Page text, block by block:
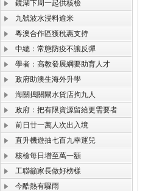
鏡湖下周一起供核檢
九號波水浸料逾米
粵澳合作區獲稅惠支持
中總：常態防疫不讓反彈
學者：高教發展綱要助育人才
政府助澳生海外升學
海關搗關閘水貨店拘九人
政府：把有限資源留給更需要者
前日廿一萬人次出入境
直升機遊抽七百九幸運兒
核檢每日增至萬一額
工聯籲家長做好榜樣
今酷熱有驟雨